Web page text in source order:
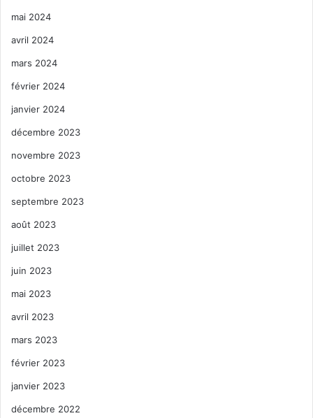
mai 2024
avril 2024
mars 2024
février 2024
janvier 2024
décembre 2023
novembre 2023
octobre 2023
septembre 2023
août 2023
juillet 2023
juin 2023
mai 2023
avril 2023
mars 2023
février 2023
janvier 2023
décembre 2022